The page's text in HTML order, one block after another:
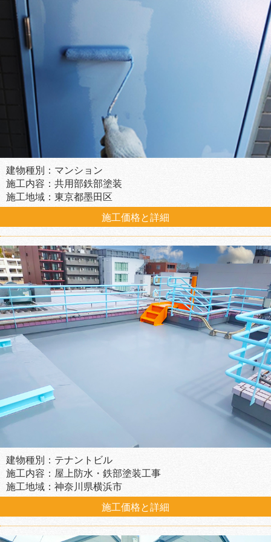
建物種別：マンション
施工内容：共用部鉄部塗装
施工地域：東京都墨田区
施工価格と詳細
建物種別：テナントビル
施工内容：屋上防水・鉄部塗装工事
施工地域：神奈川県横浜市
施工価格と詳細